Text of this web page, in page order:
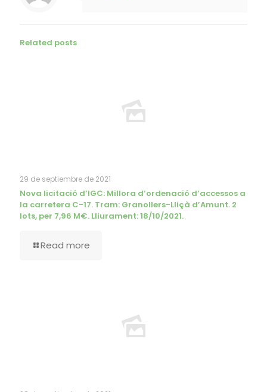
Related posts
29 de septiembre de 2021
Nova licitació d’IGC: Millora d’ordenació d’accessos a
la carretera C-17. Tram: Granollers-Lliçà d’Amunt. 2
lots, per 7,96 M€. Lliurament: 18/10/2021.
Read more